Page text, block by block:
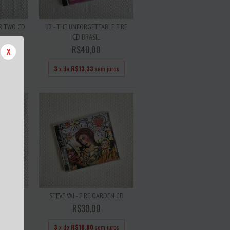
X
TWO CD
U2 - THE UNFORGETTABLE FIRE
CD BRASIL
R$40,00
3 x de R$13,33 sem juros
IN
STEVE VAI - FIRE GARDEN CD
R$30,00
3 x de R$10,00 sem juros